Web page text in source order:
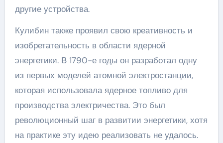
другие устройства.
Кулибин также проявил свою креативность и
изобретательность в области ядерной
энергетики. В 1790-е годы он разработал одну
из первых моделей атомной электростанции,
которая использовала ядерное топливо для
производства электричества. Это был
революционный шаг в развитии энергетики, хотя
на практике эту идею реализовать не удалось.